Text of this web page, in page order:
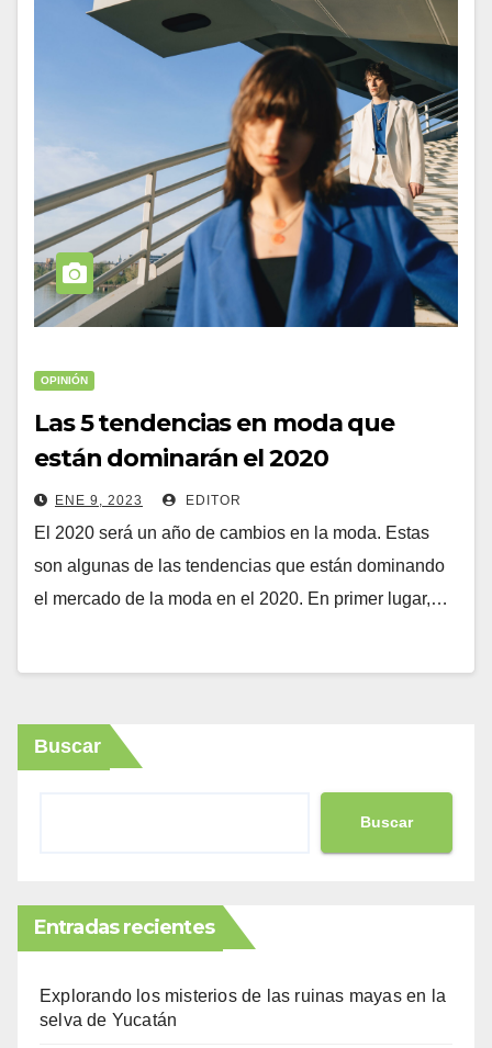
OPINIÓN
Las 5 tendencias en moda que
están dominarán el 2020
ENE 9, 2023 EDITOR
El 2020 será un año de cambios en la moda. Estas
son algunas de las tendencias que están dominando
el mercado de la moda en el 2020. En primer lugar,…
Buscar
Buscar
Entradas recientes
Explorando los misterios de las ruinas mayas en la
selva de Yucatán